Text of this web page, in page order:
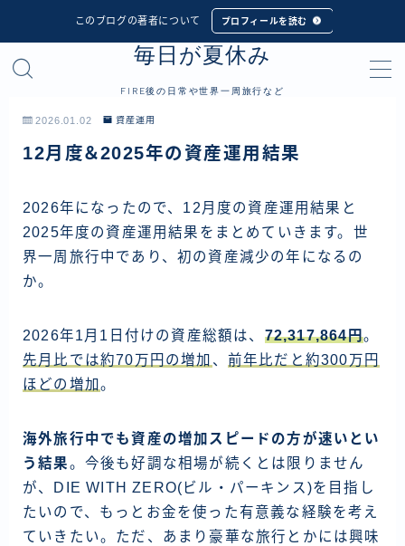
このブログの著者について プロフィールを読む
毎日が夏休み
FIRE後の日常や世界一周旅行など
MENU
プロフィール
フィリピン
インドネシア
タイ
カンボジア
ベトナム
バングラディッシュ
ブータン
ネパール
2026.01.02 資産運用
12月度＆2025年の資産運用結果
2026年になったので、12月度の資産運用結果と
2025年度の資産運用結果をまとめていきます。世
界一周旅行中であり、初の資産減少の年になるの
か。
2026年1月1日付けの資産総額は、 72,317,864円。
先月比では約70万円の増加 、 前年比だと約300万円
ほどの増加 。
海外旅行中でも資産の増加スピードの方が速いとい
う結果。今後も好調な相場が続くとは限りません
が、DIE WITH ZERO(ビル・パーキンス)を目指し
たいので、もっとお金を使った有意義な経験を考え
ていきたい。ただ、あまり豪華な旅行とかには興味